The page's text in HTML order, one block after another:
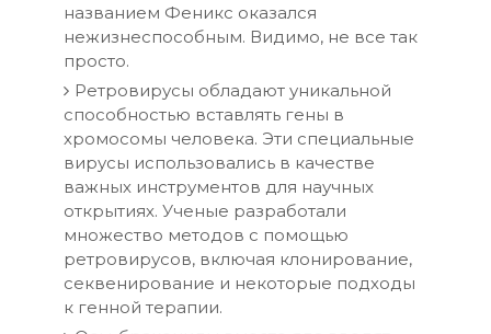
названием Феникс оказался
нежизнеспособным. Видимо, не все так
просто.
Ретровирусы обладают уникальной
способностью вставлять гены в
хромосомы человека. Эти специальные
вирусы использовались в качестве
важных инструментов для научных
открытиях. Ученые разработали
множество методов с помощью
ретровирусов, включая клонирование,
секвенирование и некоторые подходы
к генной терапии.